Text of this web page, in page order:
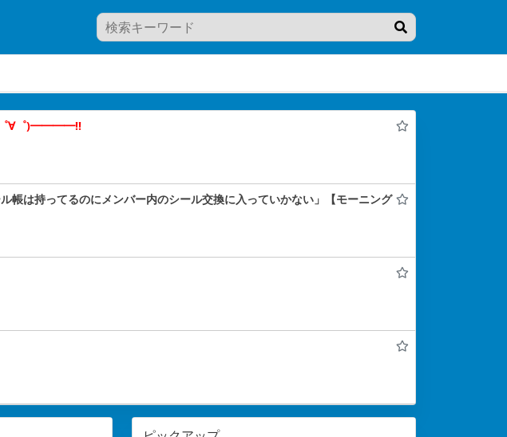
゜∀゜)━━━━!!
帳は持ってるのにメンバー内のシール交換に入っていかない」【モーニング